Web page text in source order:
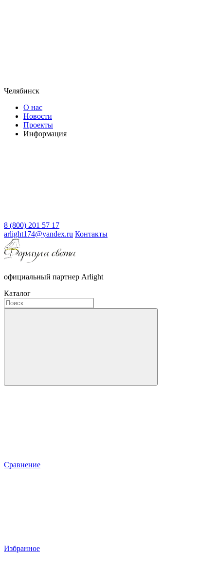
Челябинск
О нас
Новости
Проекты
Информация
8 (800) 201 57 17
arlight174@yandex.ru Контакты
официальный партнер Arlight
Каталог
Сравнение
Избранное